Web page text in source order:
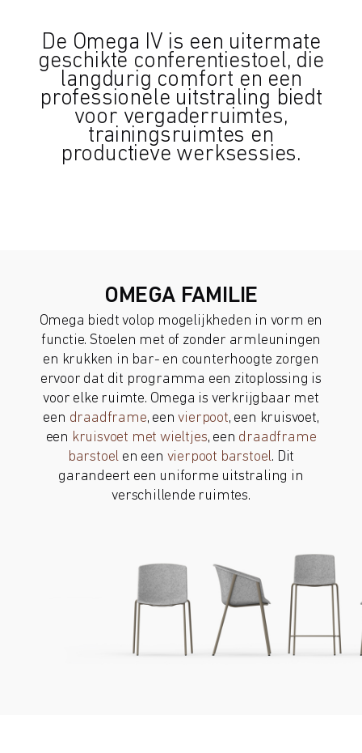
De Omega IV is een uitermate
geschikte conferentiestoel, die
langdurig comfort en een
professionele uitstraling biedt
voor vergaderruimtes,
trainingsruimtes en
productieve werksessies.
OMEGA FAMILIE
Omega biedt volop mogelijkheden in vorm en
functie. Stoelen met of zonder armleuningen
en krukken in bar- en counterhoogte zorgen
ervoor dat dit programma een zitoplossing is
voor elke ruimte. Omega is verkrijgbaar met
een draadframe, eenvierpoot, een kruisvoet,
een kruisvoet met wieltjes, een draadframe
barstoel en een vierpoot barstoel. Dit
garandeert een uniforme uitstraling in
verschillende ruimtes.